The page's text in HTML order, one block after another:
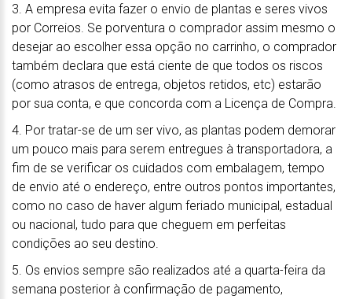
3. A empresa evita fazer o envio de plantas e seres vivos
por Correios. Se porventura o comprador assim mesmo o
desejar ao escolher essa opção no carrinho, o comprador
também declara que está ciente de que todos os riscos
(como atrasos de entrega, objetos retidos, etc) estarão
por sua conta, e que concorda com a Licença de Compra.
4. Por tratar-se de um ser vivo, as plantas podem demorar
um pouco mais para serem entregues à transportadora, a
fim de se verificar os cuidados com embalagem, tempo
de envio até o endereço, entre outros pontos importantes,
como no caso de haver algum feriado municipal, estadual
ou nacional, tudo para que cheguem em perfeitas
condições ao seu destino.
5. Os envios sempre são realizados até a quarta-feira da
semana posterior à confirmação de pagamento,